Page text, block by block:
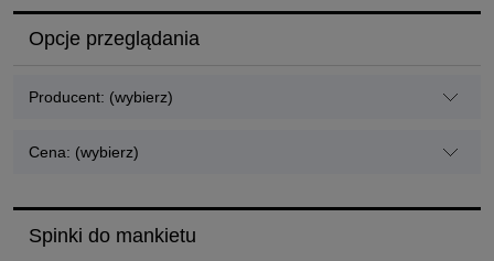
Opcje przeglądania
Producent: (wybierz)
Cena: (wybierz)
Spinki do mankietu